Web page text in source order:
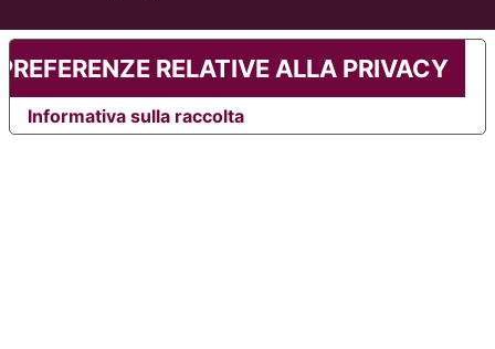
Informativa sulla raccolta
RELATIVE ALLA PRIVACY